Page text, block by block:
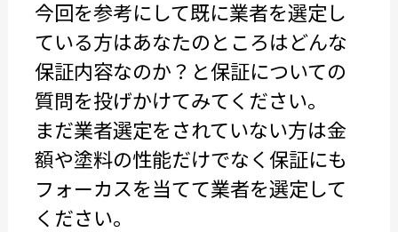
今回を参考にして既に業者を選定し
ている方はあなたのところはどんな
保証内容なのか？と保証についての
質問を投げかけてみてください。
まだ業者選定をされていない方は金
額や塗料の性能だけでなく保証にも
フォーカスを当てて業者を選定して
ください。